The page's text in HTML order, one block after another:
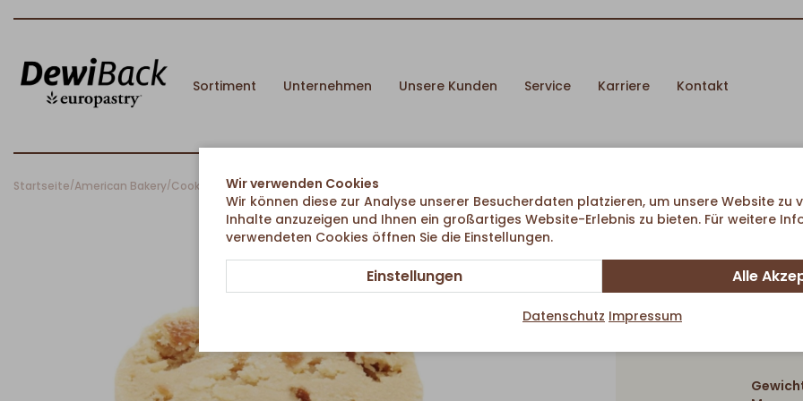
Sortiment Unternehmen Unsere Kunden Service Karriere Kontakt
Startseite/American Bakery/Cookies Salted Caramel Cookie
Wir verwenden Cookies
Wir können diese zur Analyse unserer Besucherdaten platzieren, um unsere Website zu
Inhalte anzuzeigen und Ihnen ein großartiges Website-Erlebnis zu bieten. Für weitere
verwendeten Cookies öffnen Sie die Einstellungen.
Einstellungen Alle
Datenschutz Impressum